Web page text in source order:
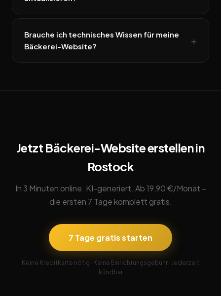
Brauche ich technisches Wissen für meine
Bäckerei-Website?
Jetzt Bäckerei-Website erstellen in
Rostock
In 3 Minuten online. KI-generiert. Ab 19,90 €/Monat –
die ersten 7 Tage komplett gratis.
7 Tage gratis starten
Keine Kreditkarte nötig · Keine Einrichtungsgebühr · Jederzeit
kündbar